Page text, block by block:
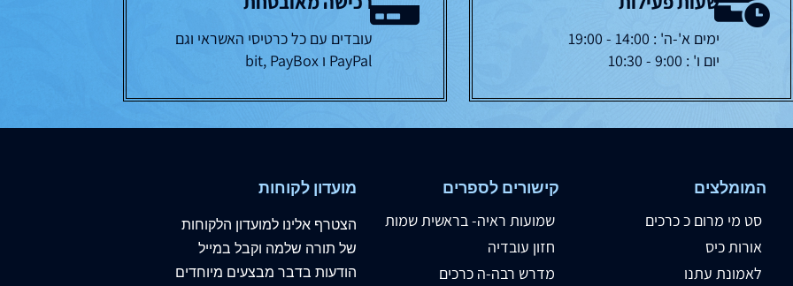
ימים א'-ה' : 14:00 - 19:00
יום ו' : 9:00 - 10:30
עובדים עם כל כרטיסי האשראי וגם
PayPal ו bit, PayBox
המומלצים
סט מי מרום כ כרכים
אורות כיס
לאמונת עתנו
קישורים לספרים
שמועות ראיה- בראשית שמות
חזון עובדיה
מדרש רבה-ה כרכים
מועדון לקוחות
הצטרף אלינו למועדון הלקוחות
של תורה שלמה וקבל במייל
הודעות בדבר מבצעים מיוחדים